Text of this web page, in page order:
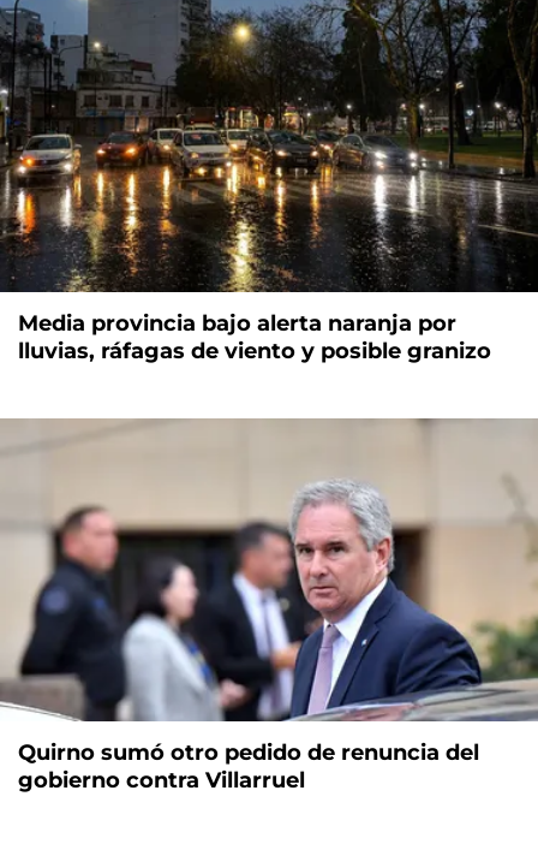
Media provincia bajo alerta naranja por
lluvias, ráfagas de viento y posible granizo
Quirno sumó otro pedido de renuncia del
gobierno contra Villarruel